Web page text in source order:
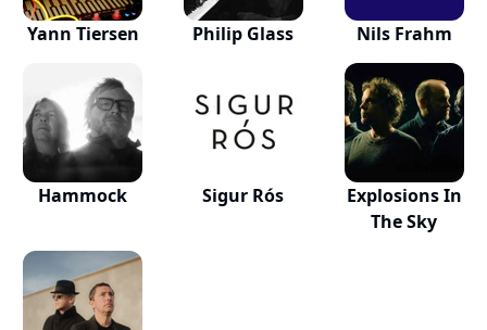
Yann Tiersen Philip Glass Nils Frahm
Hammock Sigur Rós
Explosions In
The Sky